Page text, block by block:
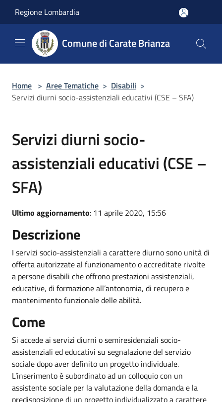
Regione Lombardia
Comune di Carate Brianza
Home > Aree Tematiche > Disabili >
Servizi diurni socio-assistenziali educativi (CSE – SFA)
Servizi diurni socio-
assistenziali educativi (CSE –
SFA)
Ultimo aggiornamento: 11 aprile 2020, 15:56
Descrizione
I servizi socio-assistenziali a carattere diurno sono unità di
offerta autorizzate al funzionamento o accreditate rivolte
a persone disabili che offrono prestazioni assistenziali,
educative, di formazione all’antonomia, di recupero e
mantenimento funzionale delle abilità.
Come
Si accede ai servizi diurni o semiresidenziali socio-
assistenziali ed educativi su segnalazione del servizio
sociale dopo aver definito un progetto individuale.
L’inserimento è subordinato ad un colloquio con un
assistente sociale per la valutazione della domanda e la
predisposizione di un progetto individualizzato a carattere